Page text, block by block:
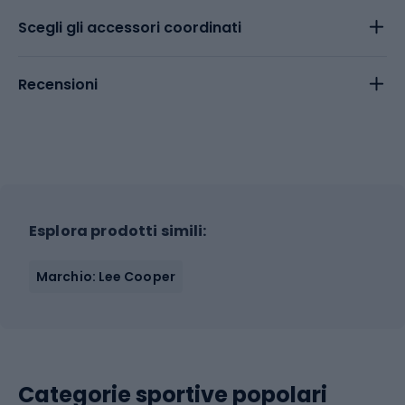
Scegli gli accessori coordinati
Recensioni
Esplora prodotti simili:
Marchio: Lee Cooper
Categorie sportive popolari